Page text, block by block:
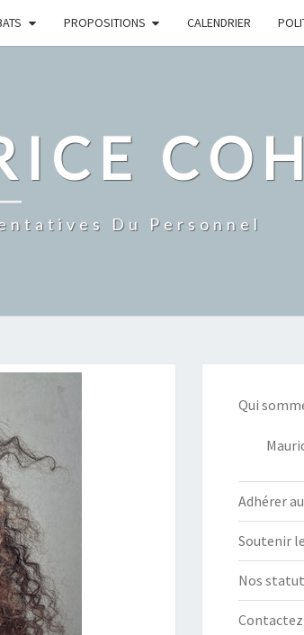
PROPOSITIONS CALENDRIER
Du Personnel
Qui
Adhérer
Soutenir
Nos